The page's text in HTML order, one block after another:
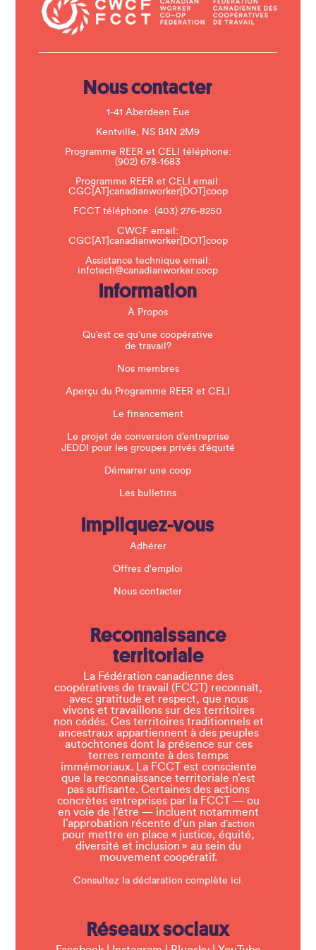
a
c
s
Nous contacter
1-41 Aberdeen Eue
Kentville, NS B4N 2M9
Programme REER et CELI téléphone:
(902) 678-1683
Programme REER et CELI email:
CGC[AT]canadianworker[DOT]coop
FCCT téléphone:(403) 276-8250
CWCF email:
CGC[AT]canadianworker[DOT]coop
Assistance technique email:
infotech@canadianworker.coop
Information
À Propos
Qu’est ce qu’une coopérative
de travail?
Nos membres
Aperçu du Programme REER et CELI
Le financement
Le projet de conversion d’entreprise
JEDDI pour les groupes privés d’équité
Démarrer une coop
Les bulletins
Impliquez-vous
Adhérer
Offres d'emploi
Nous contacter
Reconnaissance
territoriale
La Fédération canadienne des
coopératives de travail (FCCT) reconnaît,
avec gratitude et respect, que nous
vivons et travaillons sur des territoires
non cédés. Ces territoires traditionnels et
ancestraux appartiennent à des peuples
autochtones dont la présence sur ces
terres remonte à des temps
immémoriaux. La FCCT est consciente
que la reconnaissance territoriale n’est
pas suffisante. Certaines des actions
concrètes entreprises par la FCCT — ou
en voie de l’être — incluent notamment
l’approbation récente d’un plan d’action
pour mettre en place « justice, équité,
diversité et inclusion » au sein du
mouvement coopératif.
Consultez la déclaration complète ici.
Réseaux sociaux